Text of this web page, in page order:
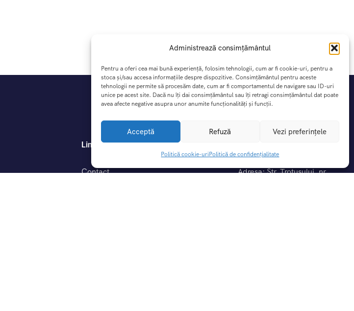
Administrează consimțământul
Pentru a oferi cea mai bună experiență, folosim tehnologii, cum ar fi cookie-uri, pentru a
stoca și/sau accesa informațiile despre dispozitive. Consimțământul pentru aceste
tehnologii ne permite să procesăm date, cum ar fi comportamentul de navigare sau ID-uri
unice pe acest site. Dacă nu îți dai consimțământul sau îți retragi consimțământul dat poate
avea afecte negative asupra unor anumite funcționalități și funcții.
Acceptă Refuză Vezi preferințele
Politică cookie-uriPolitică de confidențialitate
Link-uri Utile
Contact
Adresa: Str. Trotusului, nr